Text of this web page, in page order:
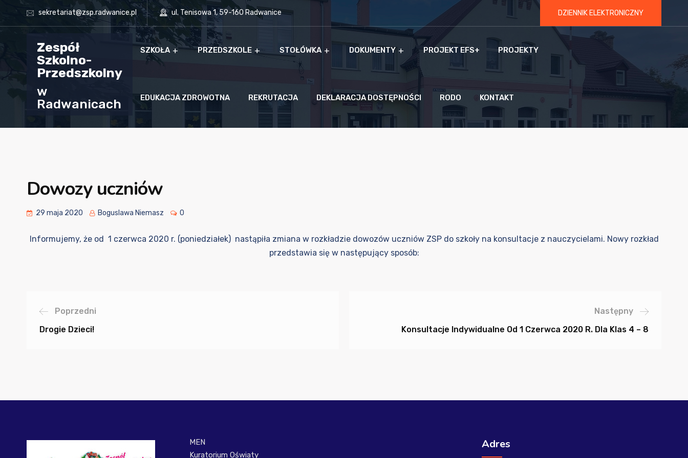
sekretariat@zsp.radwanice.pl ul. Tenisowa 1, 59-160 Radwanice DZIENNIK ELEKTRONICZNY
Zespół
Szkolno-
Przedszkolny
w
Radwanicach
SZKOŁA PRZEDSZKOLE STOŁÓWKA DOKUMENTY PROJEKT EFS+ PROJEKTY
EDUKACJA ZDROWOTNA REKRUTACJA DEKLARACJA DOSTĘPNOŚCI RODO KONTAKT
Dowozy uczniów
29 maja 2020 Boguslawa Niemasz 0
Informujemy, że od 1 czerwca 2020 r. (poniedziałek) nastąpiła zmiana w rozkładzie dowozów uczniów ZSP do szkoły na konsultacje z nauczycielami. Nowy rozkład
przedstawia się w następujący sposób:
Poprzedni
Drogie Dzieci!
Następny
Konsultacje Indywidualne Od 1 Czerwca 2020 R. Dla Klas 4 – 8
MEN
Kuratorium Oświaty
Adres